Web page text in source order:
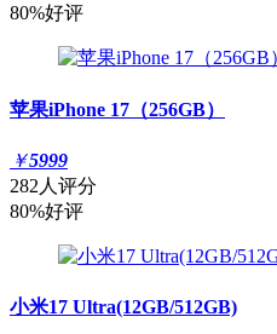
80%好评
苹果iPhone 17（256GB）
￥5999
282人评分
80%好评
小米17 Ultra(12GB/512GB)